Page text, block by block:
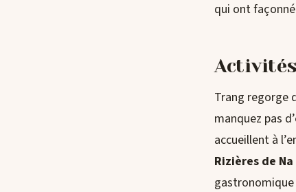
qui ont
Trang regorge
manquez pas
accueillent à
Rizières de Na
gastronomique